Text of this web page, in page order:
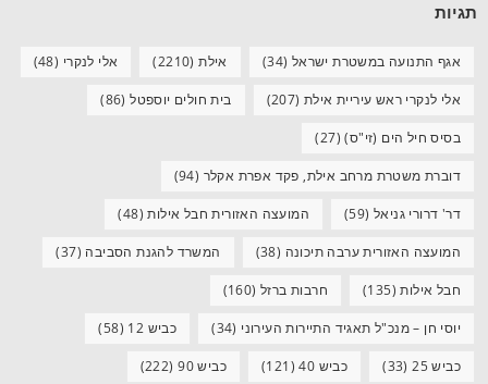
תגיות
אגף התנועה במשטרת ישראל (34) אילת(2210) אלי לנקרי (48)
אלי לנקרי ראש עיריית אילת (207) בית חולים יוספטל(86)
בסיס חיל הים (זי"ס)(27)
דוברת משטרת מרחב אילת, פקד אפרת אקלר (94)
דר' דרורי גניאל (59) המועצה האזורית חבל אילות(48)
המועצה האזורית ערבה תיכונה (38) המשרד להגנת הסביבה (37)
חבל אילות(135) חרבות ברזל (160)
יוסי חן – מנכ"ל תאגיד התיירות העירוני (34) כביש 12 (58)
כביש 25 (33) כביש 40 (121) כביש 90 (222)